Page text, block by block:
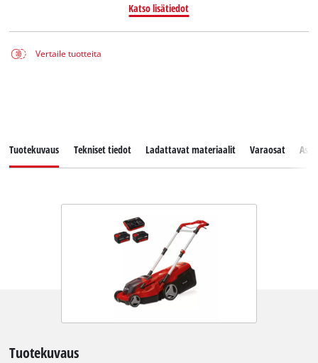
Katso lisätiedot
Vertaile tuotteita
Tuotekuvaus Tekniset tiedot Ladattavat materiaalit Varaosat
Tuotekuvaus